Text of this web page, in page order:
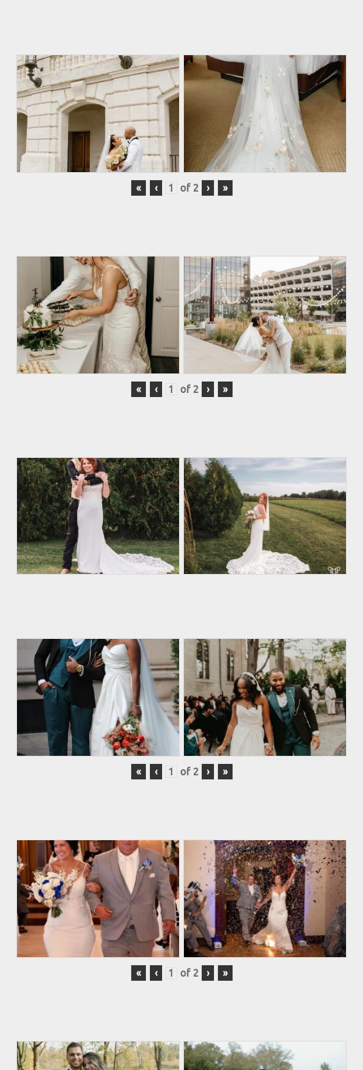
« ‹ of 2 › »
« ‹ of 2 › »
« ‹ of 2 › »
« ‹ of 2 › »